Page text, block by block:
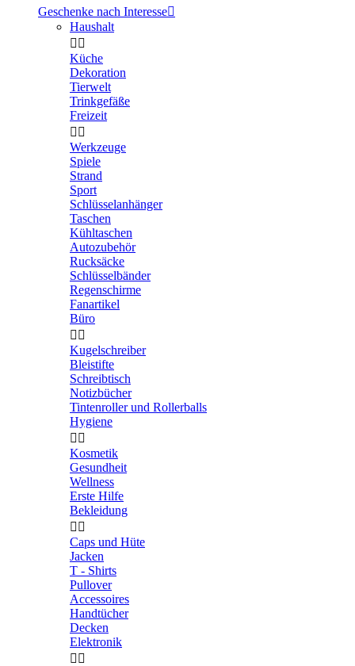
Geschenke nach Interesse
Haushalt
 
Küche
Dekoration
Tierwelt
Trinkgefäße
Freizeit
 
Werkzeuge
Spiele
Strand
Sport
Schlüsselanhänger
Taschen
Kühltaschen
Autozubehör
Rucksäcke
Schlüsselbänder
Regenschirme
Fanartikel
Büro
 
Kugelschreiber
Bleistifte
Schreibtisch
Notizbücher
Tintenroller und Rollerballs
Hygiene
 
Kosmetik
Gesundheit
Wellness
Erste Hilfe
Bekleidung
 
Caps und Hüte
Jacken
T - Shirts
Pullover
Accessoires
Handtücher
Decken
Elektronik
 